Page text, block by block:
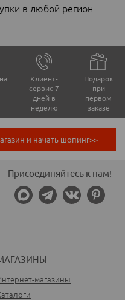
в любой регион
Клиент-
сервис 7
дней в
неделю
Подарок
при
первом
заказе
и начать шопинг>>
Присоединяйтесь к нам!
магазины